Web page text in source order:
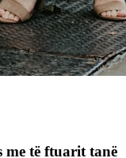
me të ftuarit tanë